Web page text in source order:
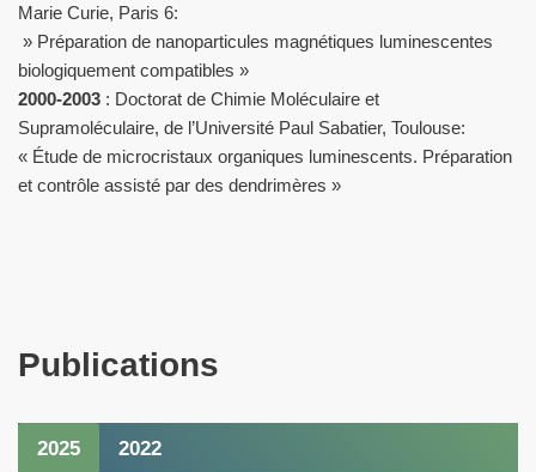
Marie Curie, Paris 6:
» Préparation de nanoparticules magnétiques luminescentes
biologiquement compatibles »
2000-2003 : Doctorat de Chimie Moléculaire et
Supramoléculaire, de l’Université Paul Sabatier, Toulouse:
« Étude de microcristaux organiques luminescents. Préparation
et contrôle assisté par des dendrimères »
Publications
2025 2022